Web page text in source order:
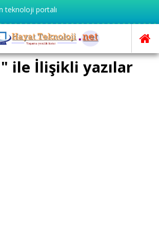
portalı
ile İlişikli yazılar